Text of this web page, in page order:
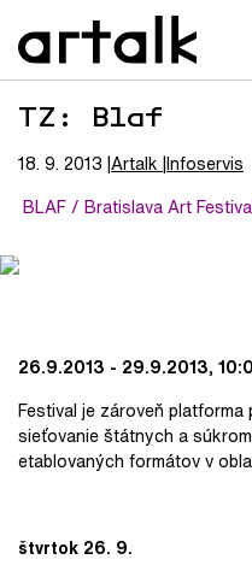
TZ: Blaf
18. 9. 2013 Artalk Infoservis
BLAF / Bratislava Art
26.9.2013 - 29.9.2013,
Festival je zároveň
sieťovanie štátnych a
etablovaných formátov v
štvrtok 26. 9.